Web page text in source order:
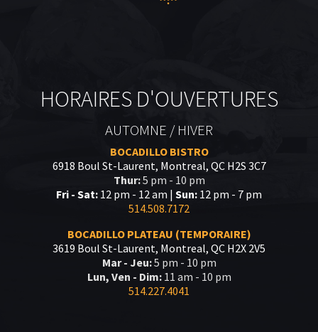
HORAIRES D'OUVERTURES
AUTOMNE / HIVER
BOCADILLO BISTRO
6918 Boul St-Laurent, Montreal, QC H2S 3C7
Thur:5 pm - 10 pm
Fri - Sat: 12 pm - 12 am | Sun: 12 pm - 7 pm
514.508.7172
BOCADILLO PLATEAU (TEMPORAIRE)
3619 Boul St-Laurent, Montreal, QC H2X 2V5
Mar - Jeu:5 pm - 10 pm
Lun, Ven - Dim:11 am - 10 pm
514.227.4041